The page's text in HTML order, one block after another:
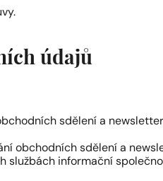
údajů
sdělení a
obchodních sdělení a
službách informační